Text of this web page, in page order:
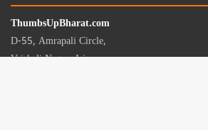
ThumbsUpBharat.com
D-55, Amrapali Circle,
Vaishali Nagar, Jaipur